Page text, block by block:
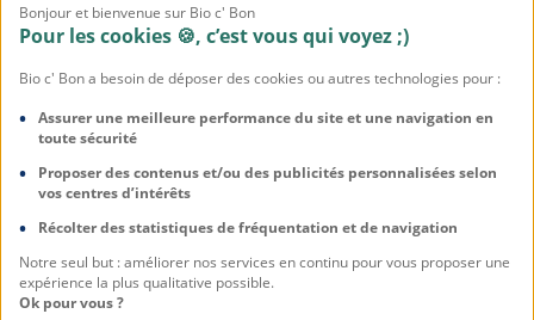
c' Bon
susceptibles, promis. Pour en savoir plus sur notre politique de
Mentions légales
CGU
Politique de confidentialité
Politique sur les cookies et traceurs
Bonjour et bienvenue sur Bio c' Bon
Pour les cookies 🍪, c’est vous qui voyez ;)
Bio c' Bon a besoin de déposer des cookies ou autres technologies pour :
Assurer une meilleure performance du site et une navigation en
toute sécurité
Proposer des contenus et/ou des publicités personnalisées selon
vos centres d’intérêts
Récolter des statistiques de fréquentation et de navigation
Notre seul but : améliorer nos services en continu pour vous proposer une
expérience la plus qualitative possible.
Ok pour vous ?